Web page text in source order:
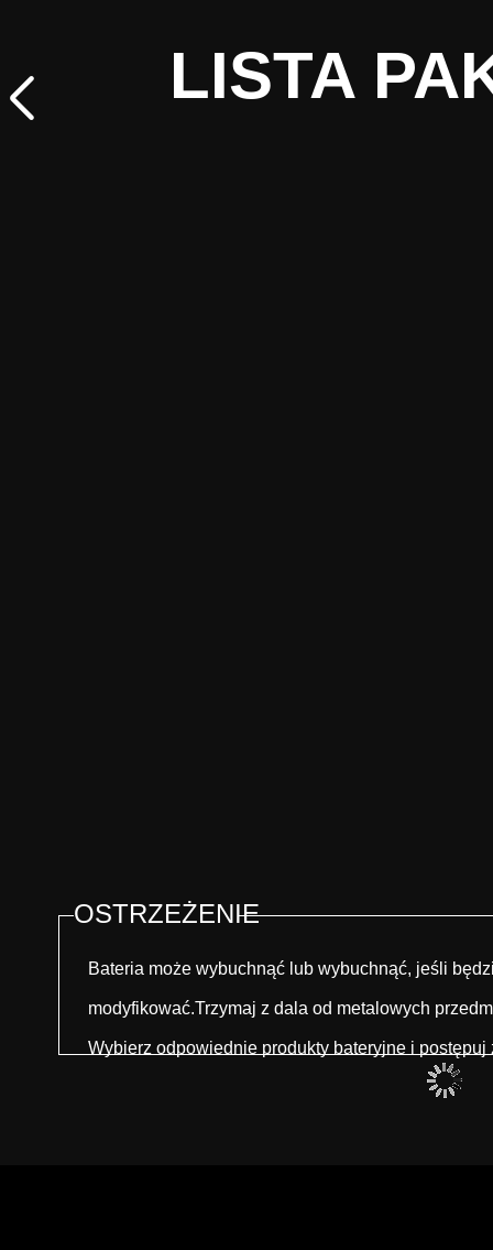
LISTA
OSTRZEŻENIE
Bateria może wybuchnąć lub wybuchnąć, jeśli
modyfikować.Trzymaj z dala od metalowych
Wybierz odpowiednie produkty bateryjne i